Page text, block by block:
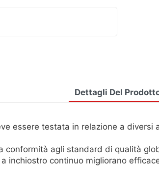
Dettagli Del
essere testata in relazione a
conformità agli standard di qualità
inchiostro continuo migliorano